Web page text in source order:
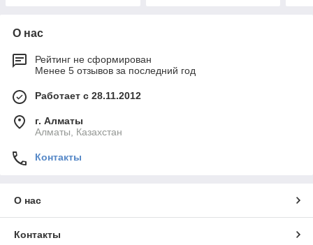
О нас
Рейтинг не сформирован
Менее 5 отзывов за последний год
Работает с 28.11.2012
г. Алматы
Алматы, Казахстан
Контакты
О нас
Контакты